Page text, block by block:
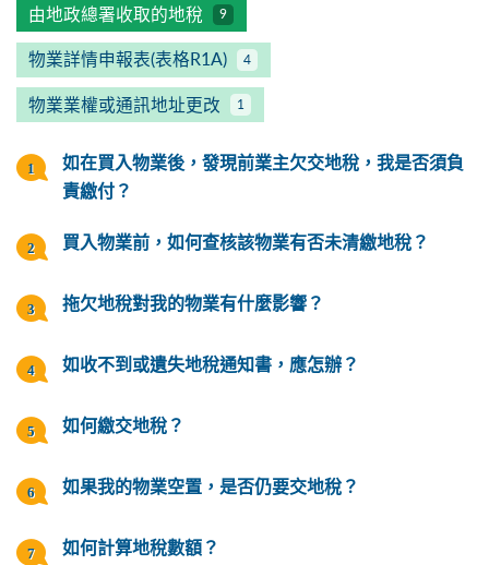
由地政總署收取的地稅 9
物業詳情申報表(表格R1A) 4
物業業權或通訊地址更改 1
如在買入物業後，發現前業主欠交地稅，我是否須負
責繳付？
買入物業前，如何查核該物業有否未清繳地稅？
拖欠地稅對我的物業有什麼影響？
如收不到或遺失地稅通知書，應怎辦？
如何繳交地稅？
如果我的物業空置，是否仍要交地稅？
如何計算地稅數額？